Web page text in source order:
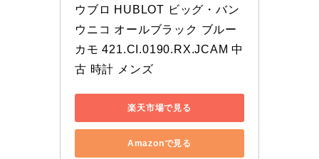
ウブロ HUBLOT ビッグ・バン
ウニコ オールブラック ブルー
カモ 421.CI.0190.RX.JCAM 中
古 時計 メンズ
楽天市場で見る
Amazonで見る